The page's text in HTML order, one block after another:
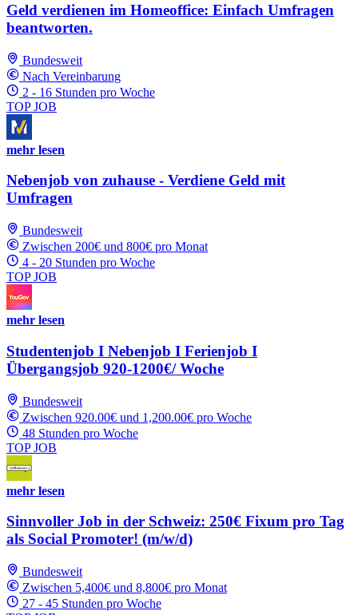
Geld verdienen im Homeoffice: Einfach Umfragen
beantworten.
Bundesweit
Nach Vereinbarung
2 - 16 Stunden pro Woche
TOP JOB
mehr lesen
Nebenjob von zuhause - Verdiene Geld mit
Umfragen
Bundesweit
Zwischen 200€ und 800€ pro Monat
4 - 20 Stunden pro Woche
TOP JOB
mehr lesen
Studentenjob I Nebenjob I Ferienjob I
Übergangsjob 920-1200€/ Woche
Bundesweit
Zwischen 920.00€ und 1,200.00€ pro Woche
48 Stunden pro Woche
TOP JOB
mehr lesen
Sinnvoller Job in der Schweiz: 250€ Fixum pro Tag
als Social Promoter! (m/w/d)
Bundesweit
Zwischen 5,400€ und 8,800€ pro Monat
27 - 45 Stunden pro Woche